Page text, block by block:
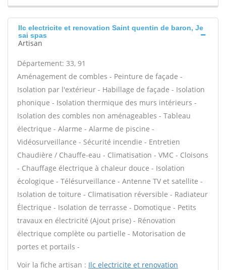
Ilc electricite et renovation Saint quentin de baron, Je
sai spas
Artisan
Département: 33, 91
Aménagement de combles - Peinture de façade -
Isolation par l'extérieur - Habillage de façade - Isolation
phonique - Isolation thermique des murs intérieurs -
Isolation des combles non aménageables - Tableau
électrique - Alarme - Alarme de piscine -
Vidéosurveillance - Sécurité incendie - Entretien
Chaudière / Chauffe-eau - Climatisation - VMC - Cloisons
- Chauffage électrique à chaleur douce - Isolation
écologique - Télésurveillance - Antenne TV et satellite -
Isolation de toiture - Climatisation réversible - Radiateur
Électrique - Isolation de terrasse - Domotique - Petits
travaux en électricité (Ajout prise) - Rénovation
électrique complète ou partielle - Motorisation de
portes et portails -
Voir la fiche artisan : Ilc electricite et renovation